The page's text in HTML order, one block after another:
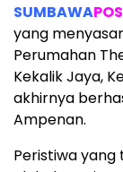
SUMBAWA
yang
Perumahan
Kekalik Jaya,
akhirnya
Ampenan.
Peristiwa yang